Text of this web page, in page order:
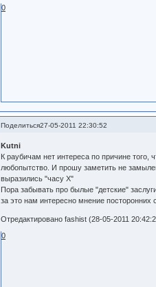
0
Поделиться27-05-2011 22:30:52
Kutni
К раубичам нет интереса по причине
любопытство. И прошу заметить не
выразились "часу X"
Пора забывать про былые "детские"
за это нам интересно мнение посторонних
Отредактировано fashist (28-05-2011
0